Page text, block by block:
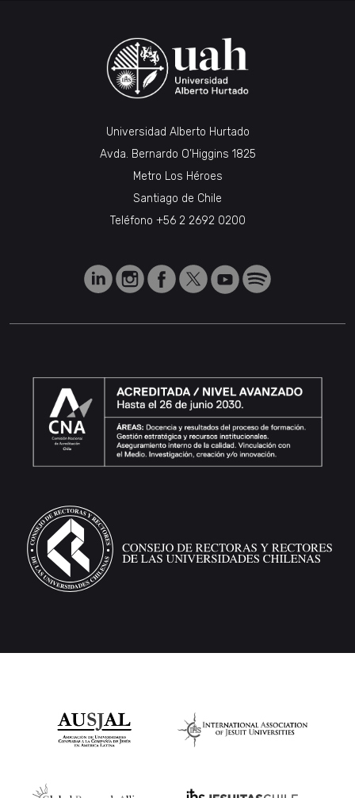
Universidad Alberto Hurtado
Avda. Bernardo O’Higgins 1825
Metro Los Héroes
Santiago de Chile
Teléfono +56 2 2692 0200